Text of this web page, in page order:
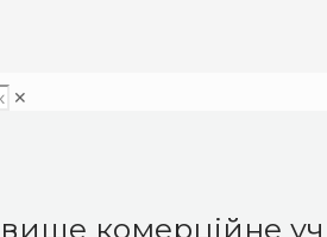
✕
комерційне